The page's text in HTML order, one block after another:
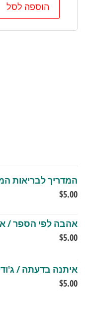
הוספה לסל
המדריך לבריאות
$5.00
אהבה לפי הספר /
$5.00
איתנה בדעתה /
$5.00